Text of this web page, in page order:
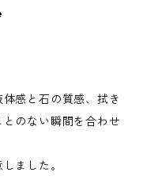
感と石の質感、拭き
のない瞬間を合わせ
ました。